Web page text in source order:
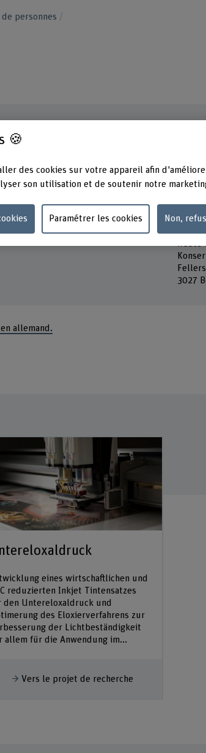
de personnes
31 848 59 29
Mardi
Jeudi
Berner
Haute
3027
allemand.
eines wirtschaftlichen und
reduzierten Inkjet Tintensatzes
den Untereloxaldruck und
des Eloxierverfahrens zur
der Lichtbeständigkeit
allem für die Anwendung im...
Afficher plus
Vers le projet de recherche
🍪
des cookies sur votre appareil afin
son utilisation et de soutenir notre
Paramétrer les cookies Non,